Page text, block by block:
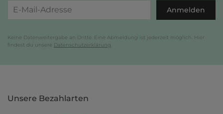
Anmelden
Keine Datenweitergabe an Dritte. Eine Abmeldung ist jederzeit möglich. Hier
findest du unsere Datenschutzerklärung
Unsere Bezahlarten